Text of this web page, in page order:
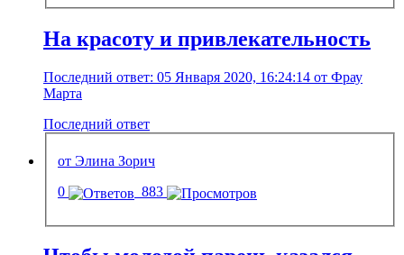
На красоту и привлекательность
Последний ответ: 05 Января 2020, 16:24:14 от Фрау
Марта
Последний ответ
от Элина Зорич
0
883